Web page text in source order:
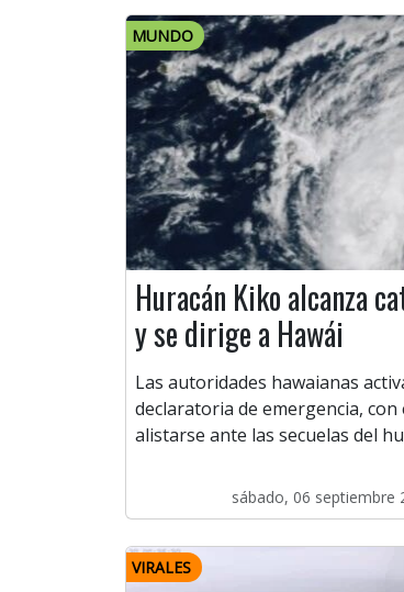
MUNDO
Huracán Kiko alcanza
y se dirige a Hawái
Las autoridades hawaianas
declaratoria de emergencia, con
alistarse ante las secuelas del
sábado, 06 septiembre
VIRALES